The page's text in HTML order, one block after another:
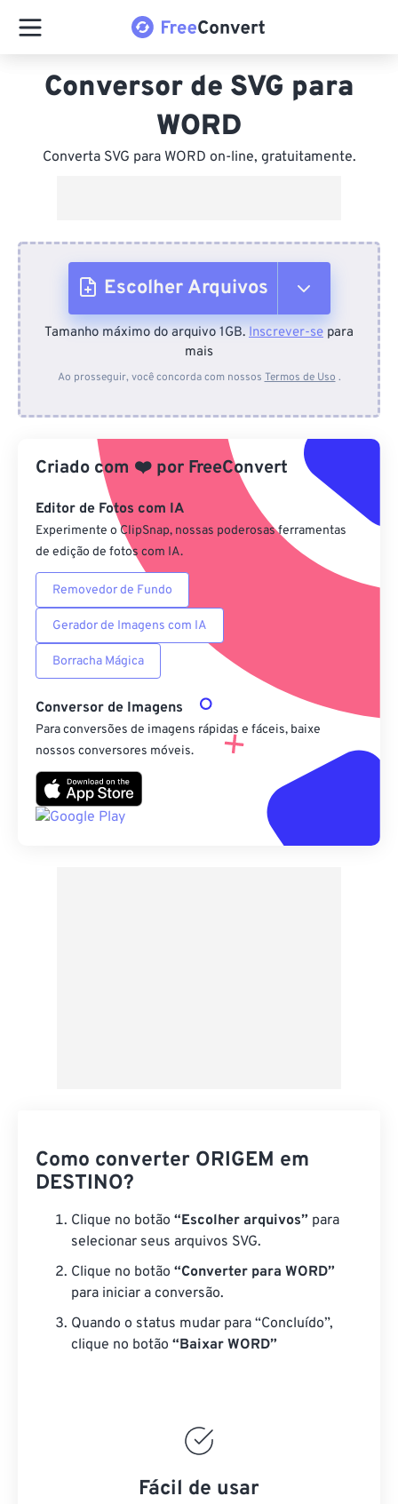
Conversor de SVG para
WORD
Converta SVG para WORD on-line, gratuitamente.
Escolher Arquivos
Do dispositivo
Do Google Drive
Do OneDrive
Da URL
Tamanho máximo do arquivo 1GB. Inscrever-se para
mais
Ao prosseguir, você concorda com nossos Termos de Uso .
Criado com ❤️ por FreeConvert
Editor de Fotos com IA
Experimente o ClipSnap, nossas poderosas ferramentas
de edição de fotos com IA.
Removedor de Fundo
Gerador de Imagens com IA
Borracha Mágica
Conversor de Imagens
Para conversões de imagens rápidas e fáceis, baixe
nossos conversores móveis.
Como converter ORIGEM em
DESTINO?
Clique no botão “Escolher arquivos” para
selecionar seus arquivos SVG.
Clique no botão “Converter para WORD”
para iniciar a conversão.
Quando o status mudar para “Concluído”,
clique no botão “Baixar WORD”
Fácil de usar